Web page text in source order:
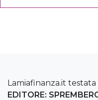
Lamiafinanza.it
EDITORE: